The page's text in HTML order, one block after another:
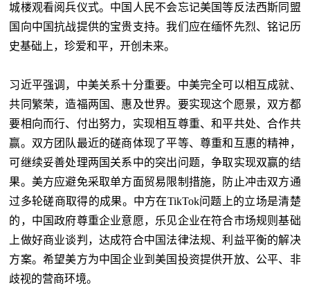
城楼观看阅兵仪式。中国人民不会忘记美国等反法西斯同盟
国向中国抗战提供的宝贵支持。我们应在缅怀先烈、铭记历
史基础上，珍爱和平，开创未来。
习近平强调，中美关系十分重要。中美完全可以相互成就、
共同繁荣，造福两国、惠及世界。要实现这个愿景，双方都
要相向而行、付出努力，实现相互尊重、和平共处、合作共
赢。双方团队最近的磋商体现了平等、尊重和互惠的精神，
可继续妥善处理两国关系中的突出问题，争取实现双赢的结
果。美方应避免采取单方面贸易限制措施，防止冲击双方通
过多轮磋商取得的成果。中方在TikTok问题上的立场是清楚
的，中国政府尊重企业意愿，乐见企业在符合市场规则基础
上做好商业谈判，达成符合中国法律法规、利益平衡的解决
方案。希望美方为中国企业到美国投资提供开放、公平、非
歧视的营商环境。